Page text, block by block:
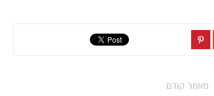
מאמר קודם